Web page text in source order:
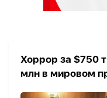
Хоррор за $750
млн в мировом